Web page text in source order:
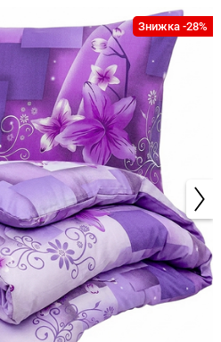
Знижка -28%